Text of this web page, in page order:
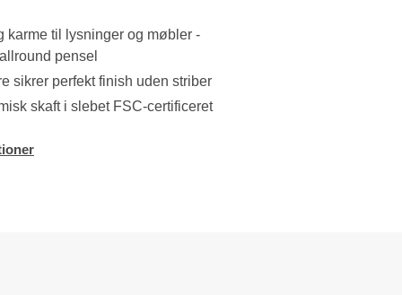
karme til lysninger og møbler -
pensel
sikrer perfekt finish uden striber
skaft i slebet FSC-certificeret